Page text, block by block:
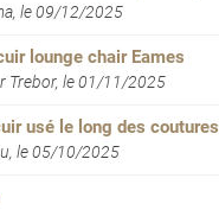
le 09/12/2025
lounge chair Eames
Trebor, le 01/11/2025
usé le long des coutures
le 05/10/2025